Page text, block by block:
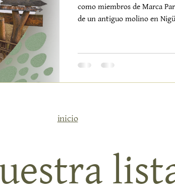
como miembros de Marca
de un antiguo molino en
llevaremos a Expo Aire
presentar Alquería de los Lentos como ejemplo vivo de
inicio